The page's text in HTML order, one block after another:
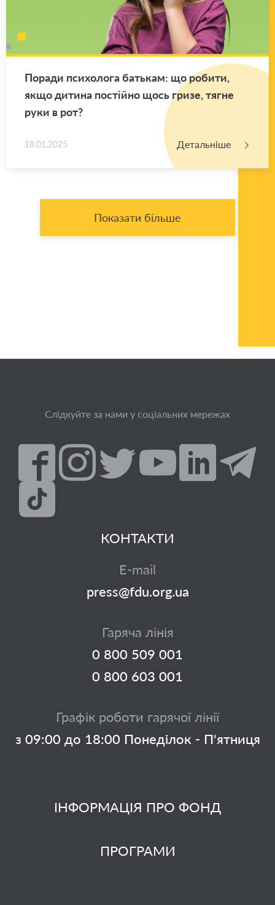
По­ра­ди пси­хо­ло­га ба­тькам: що ро­би­ти,
якщо ди­ти­на по­стій­но щось гризе, тягне
руки в рот?
18.01.2025 Детальніше
Показати більше
Слідкуйте за нами у соціальних мережах
ІНФОРМАЦІЯ ПРО ФОНД
ПРОГРАМИ
КОНТАКТИ
E-mail
press@fdu.org.ua
Гаряча лінія
0 800 509 001
0 800 603 001
Графік роботи гарячої лінії
з 09:00 до 18:00 Понеділок - П'ятниця